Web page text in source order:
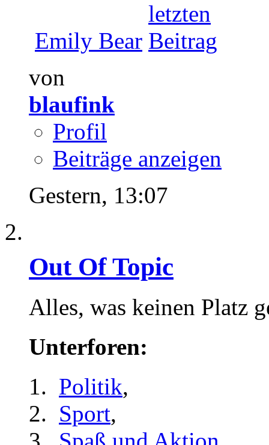
Emily Bear
von
blaufink
Profil
Beiträge anzeigen
Gestern, 13:07
Out Of Topic
Alles, was keinen Platz
Unterforen:
Politik,
Sport,